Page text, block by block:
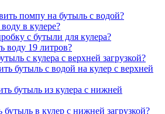
помпу на бутыль с водой?
в кулере?
с бутыли для кулера?
воду 19 литров?
с кулера с верхней загрузкой?
бутыль с водой на кулер с верхней
бутыль из кулера с нижней
бутыль в кулер с нижней загрузкой?